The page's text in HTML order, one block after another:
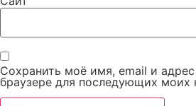
Сохранить моё имя, email и
браузере для последующих моих